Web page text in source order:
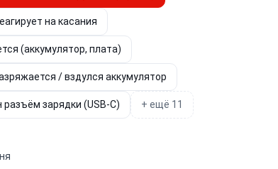
на касания
(аккумулятор, плата)
/ вздулся аккумулятор
зарядки (USB-C) + ещё 11